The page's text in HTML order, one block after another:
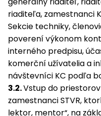
riaditeľa, zamestnanci
Sekcie techniky,
poverení výkonom
interného predpisu,
komerční užívatelia a
návštevníci KC podľa
3.2.Vstup do
zamestnanci STVR,
lektor, mentor“, na